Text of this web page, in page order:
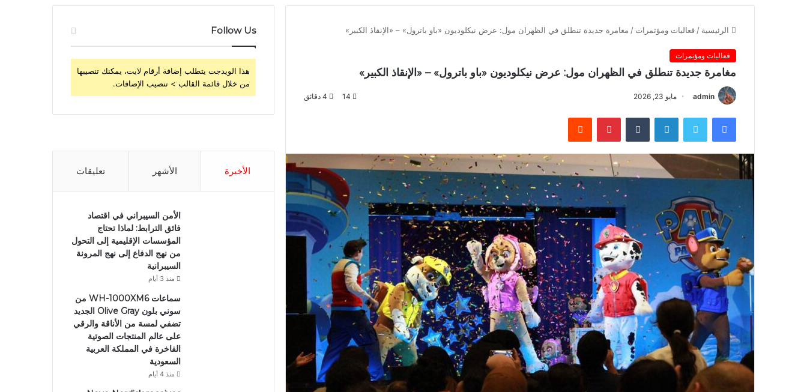
الرئيسية / فعاليات ومؤتمرات / مغامرة جديدة تنطلق في الظهران مول: عرض نيكلوديون «باو باترول» – «الإنقاذ الكبير»
فعاليات ومؤتمرات
مغامرة جديدة تنطلق في الظهران مول: عرض نيكلوديون «باو باترول» – «الإنقاذ الكبير»
admin مايو 23, 2026 14
فيسبوك تويتر لينكدإن بينتيريست
Follow Us
هذا الويدجت يتطلب إضافة أرقام لايت، يمكنك تنصيبها
من خلال قائمة القالب > تنصيب الإضافات.
الأخيرة الأشهر تعليقات
الأمن السيبراني في اقتصاد
فائق الترابط: لماذا تحتاج
المؤسسات الإقليمية إلى التحول
من نهج الدفاع إلى نهج المرونة
السيبرانية
منذ 3 أيام
سماعات WH-1000XM6 من
سوني بلون Olive Gray الجديد
تضفي لمسة من الأناقة والرقي
على عالم المنتجات الصوتية
الفاخرة في المملكة العربية
السعودية
منذ 4 أيام